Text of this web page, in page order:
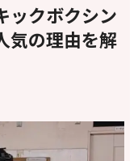
ックボクシン
気の理由を解